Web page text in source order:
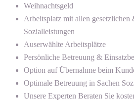
Weihnachtsgeld
Arbeitsplatz mit allen gesetzlichen
Sozialleistungen
Auserwählte Arbeitsplätze
Persönliche Betreuung &
Option auf Übernahme beim
Optimale Betreuung in Sachen
Unsere Experten Beraten Sie